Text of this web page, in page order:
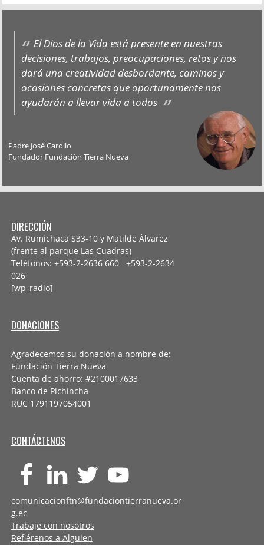
El Dios de la Vida está presente en nuestras
decisiones, trabajos, preocupaciones, retos y nos
dará una creatividad desbordante, caminos y
ocasiones concretas que oportunamente nos
ayudarán a llevar vida a todos
Padre José Carollo
Fundador Fundación Tierra Nueva
DIRECCIÓN
Av. Rumichaca S33-10 y Matilde Álvarez
(frente al parque Las Cuadras)
Teléfonos: +593-2-2636 660 +593-2-2634
026
[wp_radio]
DONACIONES
Agradecemos su donación a nombre de:
Fundación Tierra Nueva
Cuenta de ahorro: #2100017633
Banco de Pichincha
RUC 1791197054001
CONTÁCTENOS
comunicacionftn@fundaciontierranueva.or
g.ec
Trabaje con nosotros
Refiérenos a Alguien